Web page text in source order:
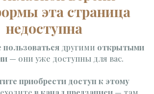
эта страница
недоступна
пользоваться другими открытыми
— они уже доступны для вас.
приобрести доступ к этому